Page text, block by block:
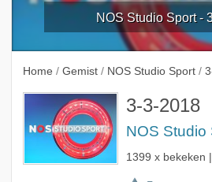
NOS Studio Sport -
Home / Gemist / NOS Studio Sport /
3-3-2018
NOS Studio
1399 x bekeken